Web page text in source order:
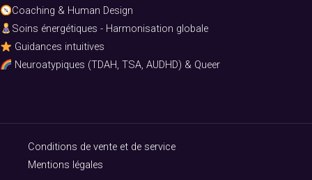
Coaching & Human Design
Soins énergétiques - Harmonisation globale
Guidances intuitives
Neuroatypiques (TDAH, TSA, AUDHD) & Queer
Conditions de vente et de service
Mentions légales